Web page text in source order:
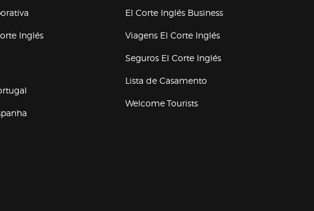
Inglés(abre en nueva ventana)
El Corte Inglés Business
Viagens El Corte Inglés(abre en nueva ventana)
Seguros El Corte Inglés(abre en nueva ventana)
Lista de Casamento
Welcome Tourists
corte inglés